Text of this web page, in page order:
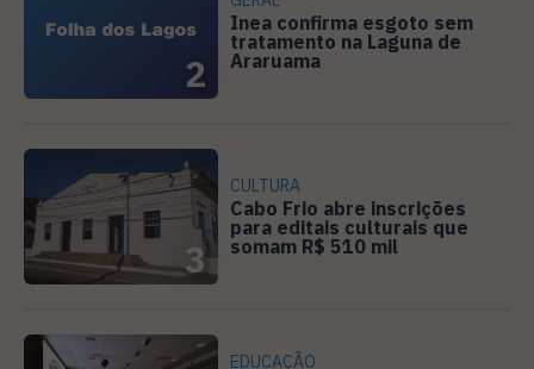
2
Inea confirma esgoto sem
tratamento na Laguna de
Araruama
3
CULTURA
Cabo Frio abre inscrições
para editais culturais que
somam R$ 510 mil
EDUCAÇÃO